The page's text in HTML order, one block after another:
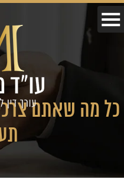
כל מה שאתם